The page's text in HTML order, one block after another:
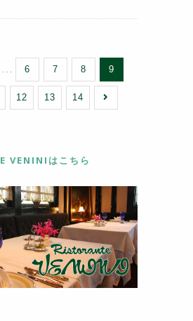
st
6 7 8 9
12 13 14
VENINIはこちら